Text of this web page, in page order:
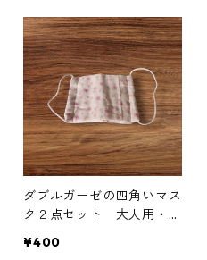
ダブルガーゼの四角いマス
ク２点セット 大人用・子
¥400